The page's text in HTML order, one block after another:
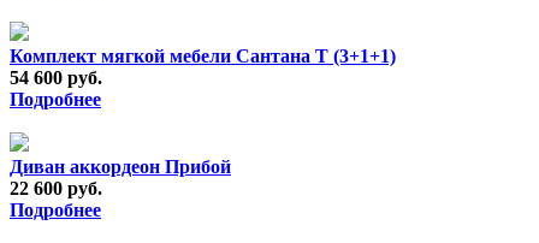
Комплект мягкой мебели Сантана Т (3+1+1)
54 600 руб.
Подробнее
Диван аккордеон Прибой
22 600 руб.
Подробнее